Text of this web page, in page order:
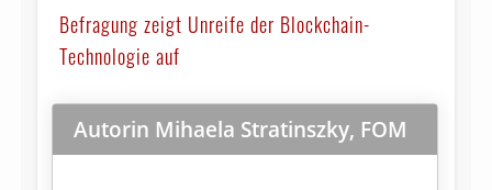
Befragung zeigt Unreife der Blockchain-
Technologie auf
Autorin Mihaela Stratinszky, FOM